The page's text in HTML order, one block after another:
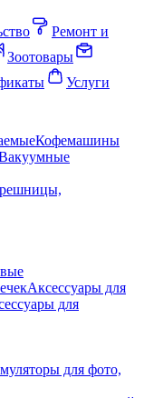
Ремонт и
Зоотовары
Услуги
Кофемашины
Аксессуары для
для
для фото,